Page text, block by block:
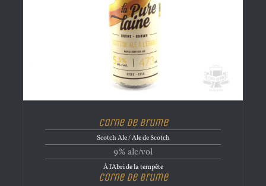
Corne de brume
Scotch Ale / Ale de Scotch
9% alc/vol
À l'Abri de la tempête
Corne de brume